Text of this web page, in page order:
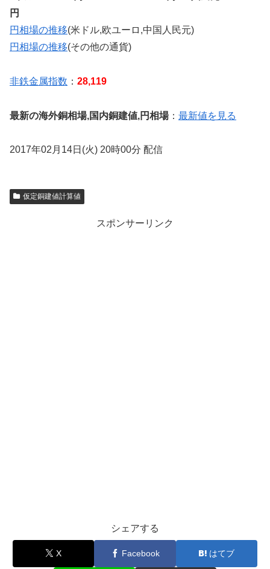
円
円相場の推移(米ドル,欧ユーロ,中国人民元)
円相場の推移(その他の通貨)
非鉄金属指数 ： 28,119
最新の海外銅相場,国内銅建値,円相場： 最新値を見る
2017年02月14日(火) 20時00分 配信
仮定銅建値計算値
スポンサーリンク
シェアする
X Facebook はてブ